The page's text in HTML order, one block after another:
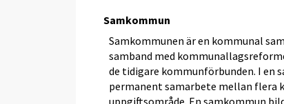
Samkommun
Samkommunen är en kommunal
samband med
de tidigare kommunförbunden. I en
permanent samarbete mellan